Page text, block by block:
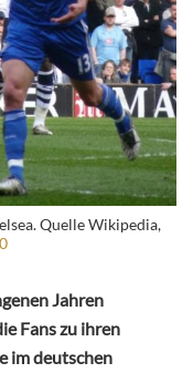
Quelle Wikipedia,
Jahren
Fans zu ihren
im deutschen